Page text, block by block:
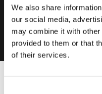
We also share
our social media,
may combine it with
provided to them or that
of their services.